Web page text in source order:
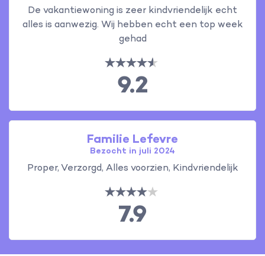
De vakantiewoning is zeer kindvriendelijk echt
alles is aanwezig. Wij hebben echt een top week
gehad
9.2
Familie Lefevre
Bezocht in juli 2024
Proper, Verzorgd, Alles voorzien, Kindvriendelijk
7.9